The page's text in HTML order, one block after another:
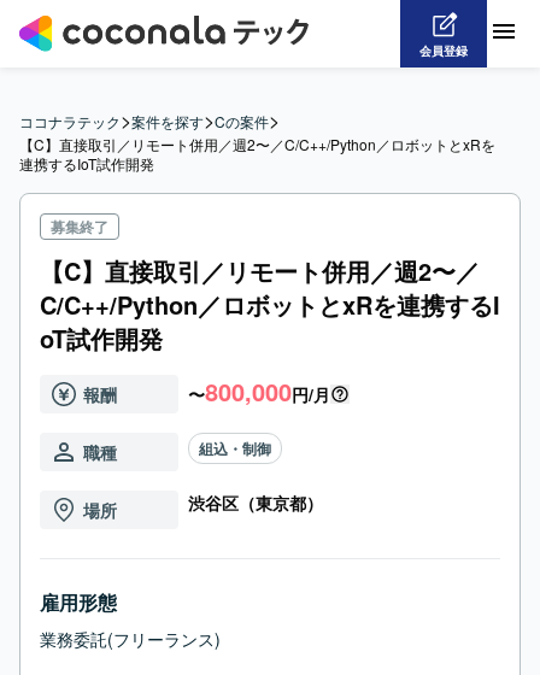
会員登録
ココナラテック>案件を探す>Cの案件>
【C】直接取引／リモート併用／週2〜／C/C++/Python／ロボットとxRを
連携するIoT試作開発
募集終了
【C】直接取引／リモート併用／週2〜／
C/C++/Python／ロボットとxRを連携するI
oT試作開発
報酬 〜800,000円/月
職種 組込・制御
場所 渋谷区（東京都）
雇用形態
業務委託(フリーランス)